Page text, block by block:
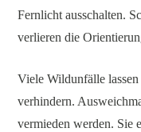
Fernlicht ausschalten.
verlieren die
Viele Wildunfälle
verhindern.
vermieden werden. Sie